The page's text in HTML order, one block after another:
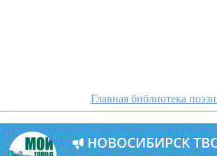
Главная библиотека